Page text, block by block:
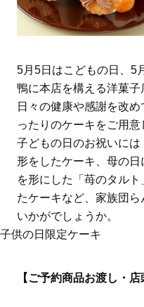
5月5日はこどもの日、5
鴨に本店を構える洋菓
日々の健康や感謝を改
ったりのケーキをご用意
子どもの日のお祝いに
形をしたケーキ、母の
を形にした「苺のタル
たケーキなど、家族団
いかがでしょうか。
子供の日限定ケーキ
【ご予約商品お渡し・